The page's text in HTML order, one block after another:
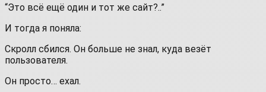
“Это всё ещё один и тот же сайт?..”
И тогда я поняла:
Скролл сбился. Он больше не знал, куда везёт
пользователя.
Он просто… ехал.